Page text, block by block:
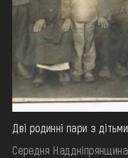
Дві родинні пари з дітьми
Середня Наддніпрянщина